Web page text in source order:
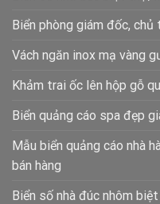
Biển phòng giám đốc,
Vách ngăn inox mạ vàng
Khảm trai ốc lên hộp gỗ
Biển quảng cáo spa đẹp
Mẫu biển quảng cáo nhà
bán hàng
Biển số nhà đúc nhôm